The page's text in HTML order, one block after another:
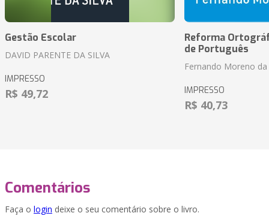
Gestão Escolar
DAVID PARENTE DA SILVA
IMPRESSO
R$ 49,72
Reforma
de Português
Fernando Moreno da
IMPRESSO
R$ 40,73
Comentários
Faça o login deixe o seu comentário sobre o livro.